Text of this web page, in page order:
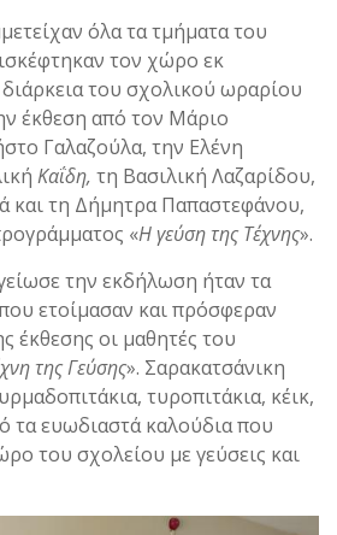
όλα τα τμήματα του
τον χώρο εκ
του σχολικού ωραρίου
έκθεση από τον Μάριο
Γαλαζούλα, την Ελένη
Καΐδη, τη Βασιλική Λαζαρίδου,
και τη Δήμητρα Παπαστεφάνου,
«Η γεύση της Τέχνης».
την εκδήλωση ήταν τα
ετοίμασαν και πρόσφεραν
έκθεσης οι μαθητές του
της Γεύσης». Σαρακατσάνικη
τυροπιτάκια, κέικ,
τα ευωδιαστά καλούδια που
του σχολείου με γεύσεις και